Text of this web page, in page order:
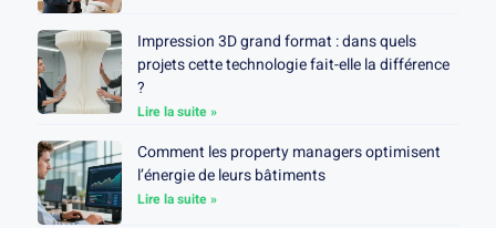
Impression 3D grand format : dans quels
projets cette technologie fait-elle la différence
?
Lire la suite »
Comment les property managers optimisent
l’énergie de leurs bâtiments
Lire la suite »